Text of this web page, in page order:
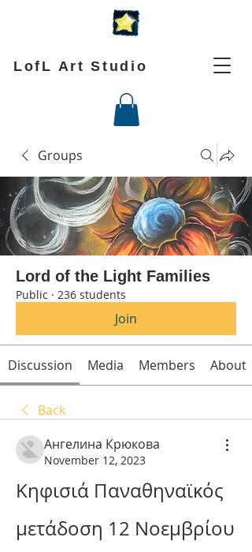
LofL Art Studio
Groups
Lord of the Light Families
Public · 236 students
Join
Discussion Media Members About
Back
Ангелина Крюкова
November 12, 2023
Κηφισιά Παναθηναϊκός
μετάδοση 12 Νοεμβρίου